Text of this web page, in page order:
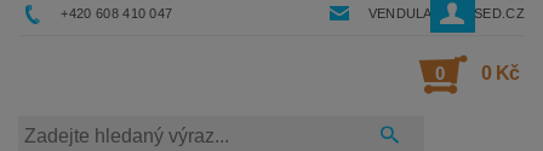
+420 608 410 047 VENDULA@RESSED.CZ
0 0 Kč